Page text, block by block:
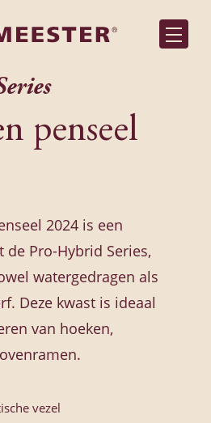
penseel
2024 is een
de Pro-Hybrid Series,
watergedragen als
Deze kwast is ideaal
van hoeken,
vezel